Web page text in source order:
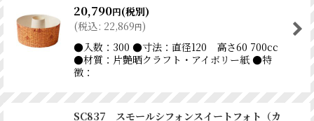
20,790円(税別)
(税込: 22,869円)
●入数：300 ●寸法：直径120 高さ60 700cc
●材質：片艶晒クラフト・アイボリー紙 ●特
徴：
SC837 スモールシフォンスイートフォト（カ